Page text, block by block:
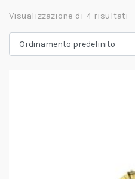
Visualizzazione di 4 risultati